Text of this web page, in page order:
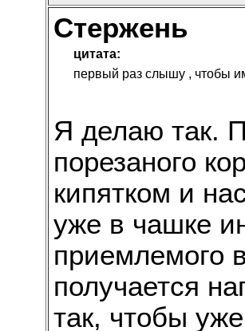
Стержень
цитата:
первый раз слышу , чтобы
Я делаю так.
порезаного
кипятком и
уже в чашке
приемлемого
получается
так, чтобы